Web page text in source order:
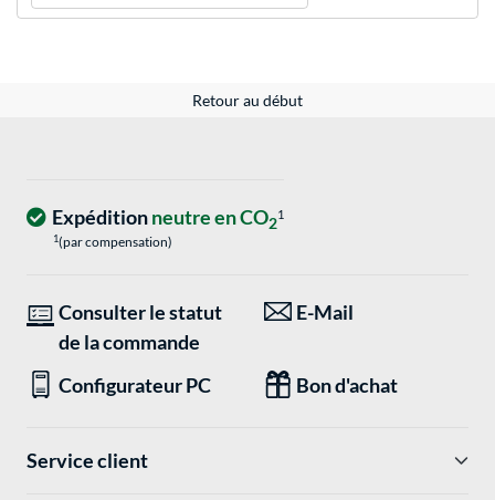
Retour au début
Expéditionneutre en CO21
1(par compensation)
Consulter le statut
de la commande
E-Mail
Configurateur PC Bon d'achat
Service client